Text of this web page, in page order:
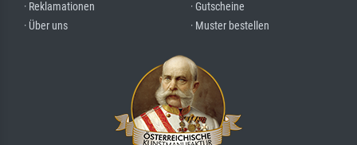
· Reklamationen
· Über uns
· Gutscheine
· Muster bestellen